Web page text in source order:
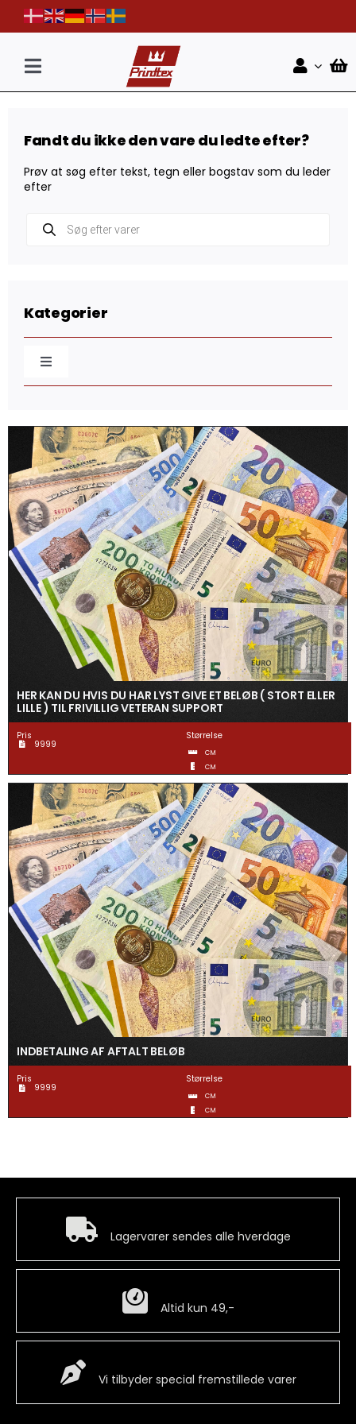
content
Toggle
Shop
Nyheder
Kontakt
Kategorier
Toggle
Navigation
Broderede mærker
Caps & Beklædning
Distinktioner / Epaulettes
Flag & Faner
Gaveæsker
Gravering
Guldtræk
Kvartermærker & Spyd
Medaljer
Mønter
HER KAN DU HVIS DU HAR LYST GIVE ET BELØB ( STORT ELLER
LILLE ) TIL FRIVILLIG VETERAN SUPPORT
Pris
9999
Størrelse
CM
CM
INDBETALING AF AFTALT BELØB
Pris
9999
Størrelse
CM
CM
Fandt du ikke den vare du ledte efter?
Prøv at søg efter tekst, tegn eller bogstav som du leder
efter
search
Lagervarer sendes alle hverdage
Altid kun 49,-
Vi tilbyder special fremstillede varer